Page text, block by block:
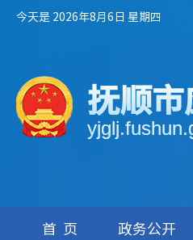
今天是 2026年8月6日 星期四
抚顺
首页 政务公开